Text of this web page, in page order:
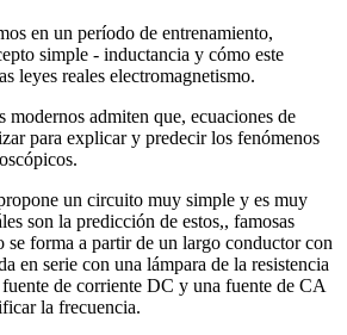
un período de entrenamiento,
simple - inductancia y cómo este
leyes reales electromagnetismo.
admiten que, ecuaciones de
para explicar y predecir los fenómenos
un circuito muy simple y es muy
son la predicción de estos,, famosas
forma a partir de un largo conductor con
en serie con una lámpara de la resistencia
de corriente DC y una fuente de CA
la frecuencia.